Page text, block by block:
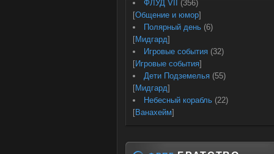
ФЛУД VII
(356)
[Общение и юмор]
Полярный день (6)
[Мидгард]
Игровые события (32)
[Игровые события]
Дети Подземелья (55)
[Мидгард]
Небесный корабль (22)
[Ванахейм]